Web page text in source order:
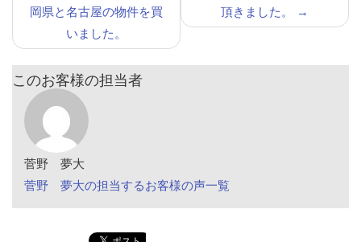
岡県と名古屋の物件を買
いました。
頂きました。
→
このお客様の担当者
菅野 夢大
菅野 夢大の担当するお客様の声一覧